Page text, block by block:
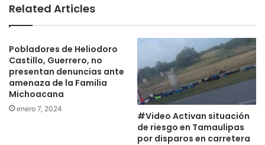
Related Articles
Pobladores de Heliodoro
Castillo, Guerrero, no
presentan denuncias ante
amenaza de la Familia
Michoacana
enero 7, 2024
#Video Activan situación
de riesgo en Tamaulipas
por disparos en carretera